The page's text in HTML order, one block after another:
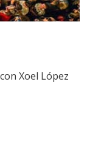
Xoel López